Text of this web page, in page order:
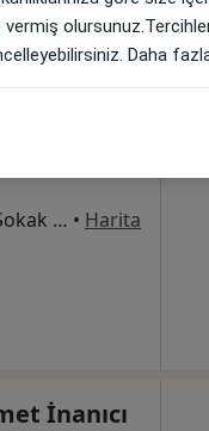
Civelek
Adnan Menderes Mahallesi 132. Sokak No:15, Manisa • Harita
İnanıcı
vermiş
Daha